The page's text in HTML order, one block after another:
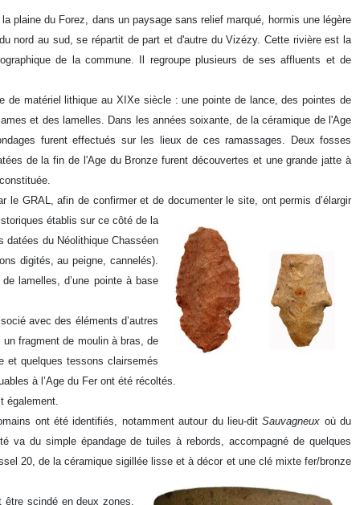
plaine du Forez, dans un paysage sans relief marqué, hormis une légère
nord au sud, se répartit de part et d'autre du Vizézy. Cette rivière est la
de la commune. Il regroupe plusieurs de ses affluents et de
de matériel lithique au XIXe siècle : une pointe de lance, des pointes de
et des lamelles. Dans les années soixante, de la céramique de l'Age
furent effectués sur les lieux de ces ramassages. Deux fosses
de la fin de l'Age du Bronze furent découvertes et une grande jatte à
le GRAL, afin de confirmer et de documenter le site, ont permis d’élargir
établis sur ce côté de la
datées du Néolithique Chasséen
digités, au peigne, cannelés).
lamelles, d’une pointe à base
avec des éléments d’autres
fragment de moulin à bras, de
et quelques tessons clairsemés
à l’Age du Fer ont été récoltés.
également.
ont été identifiés, notamment autour du lieu-ditSauvagneux où du
va du simple épandage de tuiles à rebords, accompagné de quelques
20, de la céramique sigillée lisse et à décor et une clé mixte fer/bronze
être scindé en deux zones.